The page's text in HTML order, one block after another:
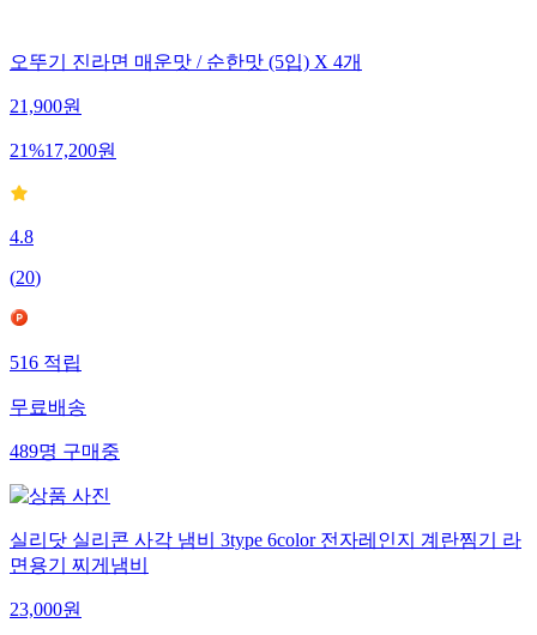
오뚜기 진라면 매운맛 / 순한맛 (5입) X 4개
21,900원
21%17,200원
4.8
(20)
516적립
무료배송
489명구매중
실리닷 실리콘 사각 냄비 3type 6color 전자레인지 계란찜기 라
면용기 찌게냄비
23,000원